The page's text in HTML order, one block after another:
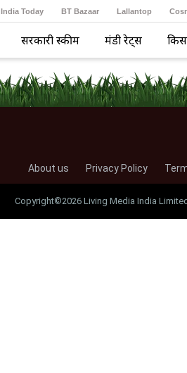
India Today BT Bazaar Lallantop
सरकारी स्कीम मंडी रेट्स
About us Privacy Policy
Copyright©2026 Living Media India